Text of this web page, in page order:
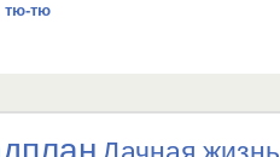
тю-тю